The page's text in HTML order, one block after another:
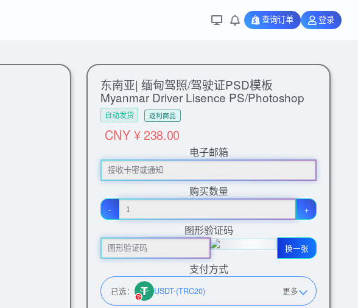
查询订单 登录
东南亚| 缅甸驾照/驾驶证PSD模板
Myanmar Driver Lisence PS/Photoshop
自动发货 返利商品
CNY ¥ 238.00
电子邮箱
购买数量
- +
图形验证码
换一张
支付方式
已选： USDT-(TRC20) 更多